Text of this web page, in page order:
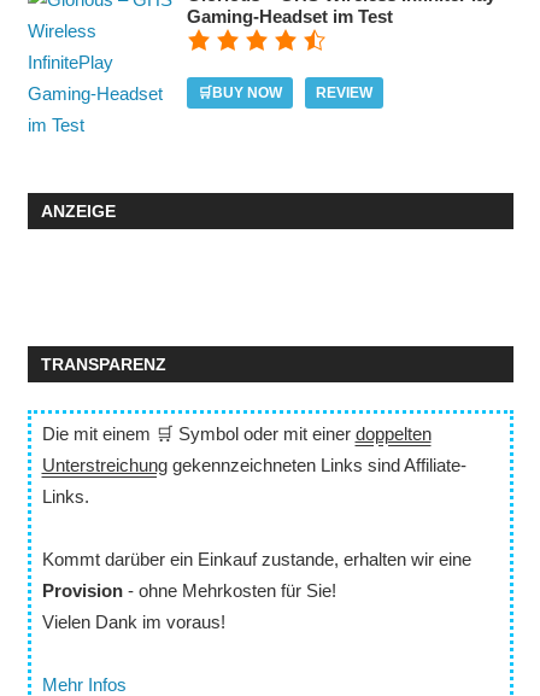
Gaming-Headset im Test
🛒BUY NOW REVIEW
ANZEIGE
TRANSPARENZ
Die mit einem 🛒 Symbol oder mit einer doppelten
Unterstreichunggekennzeichneten Links sind Affiliate-
Links.
Kommt darüber ein Einkauf zustande, erhalten wir eine
Provision- ohne Mehrkosten für Sie!
Vielen Dank im voraus!
Mehr Infos